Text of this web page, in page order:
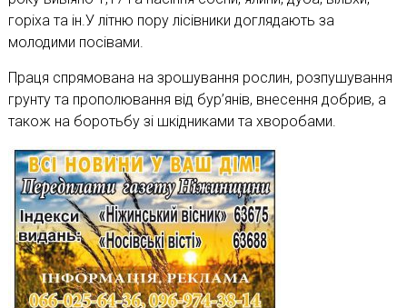
горіха та ін.У літню пору лісівники доглядають за
молодими посівами.
Праця спрямована на зрошування рослин, розпушування
грунту та прополювання від бур’янів, внесення добрив, а
також на боротьбу зі шкідниками та хворобами.